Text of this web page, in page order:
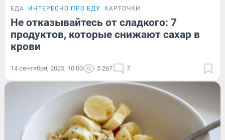
ЕДА ИНТЕРЕСНО ПРО ЕДУ КАРТОЧКИ
Не отказывайтесь от сладкого: 7
продуктов, которые снижают сахар в
крови
14 сентября, 2025, 10:00 5 267 7